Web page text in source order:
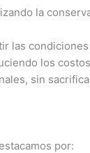
la
las
los
sin
por: